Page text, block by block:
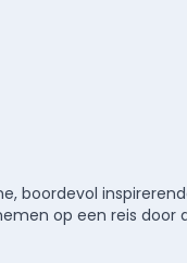
boordevol
op een reis